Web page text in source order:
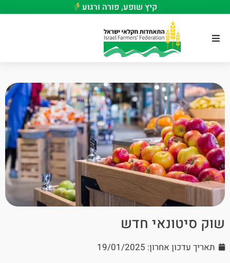
קיץ שופע, פורה ורגוע
שוק סיטונאי חדש
תאריך עדכון אחרון: 19/01/2025